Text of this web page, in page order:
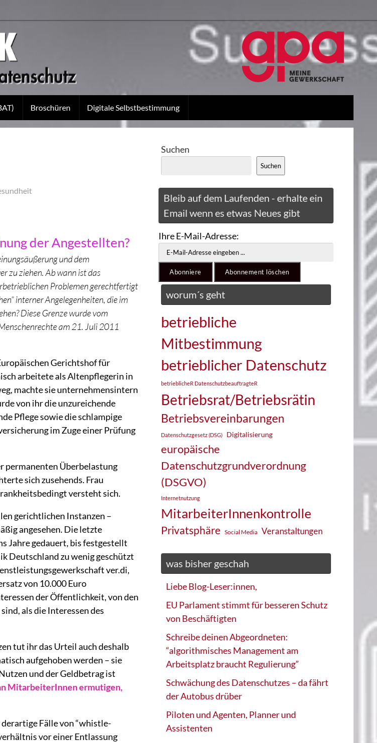
Broschüren Digitale Selbstbestimmung
der Angestellten?
und dem
zu ziehen. Ab wann ist das
Problemen gerechtfertigt
interner Angelegenheiten, die im
Diese Grenze wurde vom
am 21. Juli 2011
Gerichtshof für
arbeitete als Altenpflegerin in
machte sie unternehmensintern
von ihr die unzureichende
Pflege sowie die schlampige
im Zuge einer Prüfung
permanenten Überbelastung
sich zusehends. Frau
versteht sich.
gerichtlichen Instanzen –
angesehen. Die letzte
Jahre gedauert, bis festgestellt
Deutschland zu wenig geschützt
ver.di,
von 10.000 Euro
der Öffentlichkeit, von den
als die Interessen des
tut ihr das Urteil auch deshalb
aufgehoben werden – sie
und der Geldbetrag ist
MitarbeiterInnen ermutigen,
Fälle von “whistle-
vor einer Entlassung
Suchen
Suchen
Bleib auf dem Laufenden - erhalte ein
Email wenn es etwas Neues gibt
Ihre E-Mail-Adresse:
worum´s geht
betriebliche
Mitbestimmung
betrieblicher Datenschutz
betrieblicheR DatenschutzbeauftragteR
Betriebsrat/Betriebsrätin
Betriebsvereinbarungen
Datenschutzgesetz (DSG) Digitalisierung
europäische
Datenschutzgrundverordnung
(DSGVO)
Internetnutzung
MitarbeiterInnenkontrolle
Privatsphäre Social Media Veranstaltungen
was bisher geschah
Liebe Blog-Leser:innen,
EU Parlament stimmt für besseren Schutz
von Beschäftigten
Schreibe deinen Abgeordneten:
“algorithmisches Management am
Arbeitsplatz braucht Regulierung”
Schwächung des Datenschutzes – da fährt
der Autobus drüber
Piloten und Agenten, Planner und
Assistenten